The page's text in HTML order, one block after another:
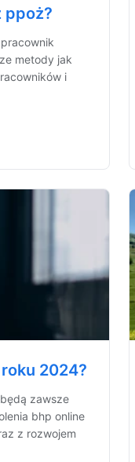
ppoż?
metody jak
i
2024?
zawsze
bhp online
z rozwojem